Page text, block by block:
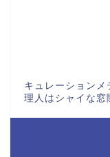
キュレーション
理人はシャイな窓